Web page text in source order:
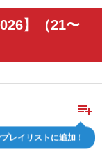
】（21〜
playlist_add
プレイリストに追加！